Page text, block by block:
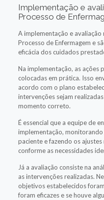
Implementação e
Processo de
A implementação e
Processo de Enfermagem e
eficácia dos cuidados
Na implementação, as ações
colocadas em prática. Isso
acordo com o plano
intervenções sejam
momento correto.
É essencial que a equipe de
implementação,
paciente e fazendo os
conforme as necessidades
Já a avaliação consiste na
as intervenções realizadas.
objetivos estabelecidos
foram eficazes e se houve